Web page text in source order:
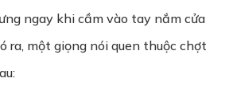
ngay khi cầm vào tay nắm cửa
ra, một giọng nói quen thuộc chợt